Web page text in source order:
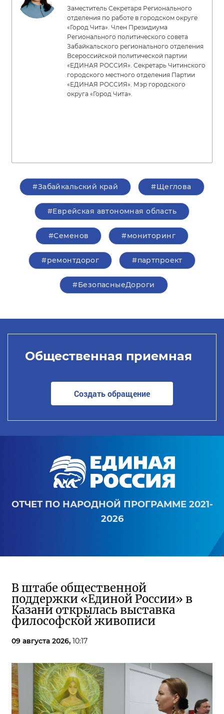
Заместитель Секретаря Регионального
отделения по работе в городском округе
«Город Чита». Член Президиума
Регионального политического совета
Забайкальского регионального отделения
Всероссийской политической партии
«ЕДИНАЯ РОССИЯ». Секретарь Читинского
городского местного отделения Партии
«ЕДИНАЯ РОССИЯ». Мэр городского
округа «Город Чита».
#Забайкальский край #Щеглова
#Еврейская автономная область
#Семенов #мониторинг
#ремонтдорог #партпроект
#БезопасныеДороги
Общественная приемная
Создать обращение
ОТЧЕТ ПО НАРОДНОЙ ПРОГРАММЕ 2021-
2026
В штабе общественной
поддержки «Единой России» в
Казани открылась выставка
философской живописи
09 августа 2026, 10:17